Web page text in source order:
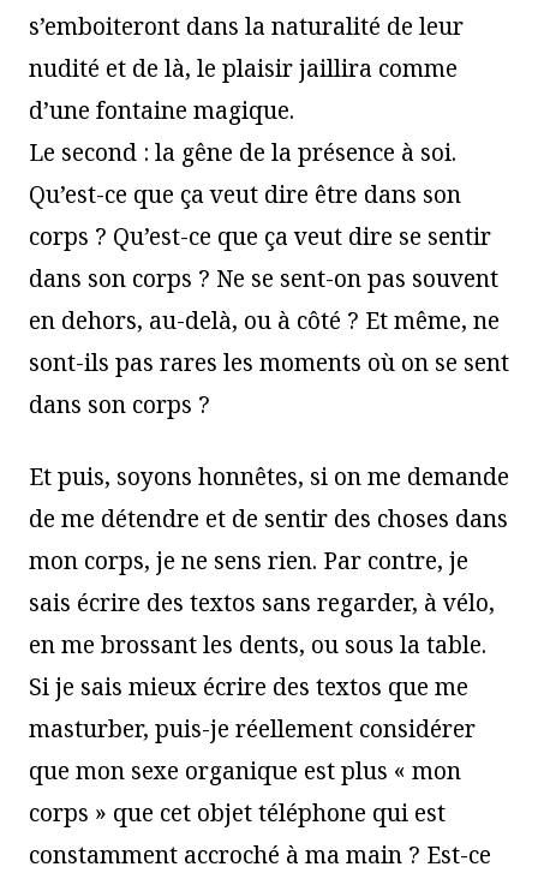
s’emboiteront dans la naturalité de leur
nudité et de là, le plaisir jaillira comme
d’une fontaine magique.
Le second : la gêne de la présence à soi.
Qu’est-ce que ça veut dire être dans son
corps ? Qu’est-ce que ça veut dire se sentir
dans son corps ? Ne se sent-on pas souvent
en dehors, au-delà, ou à côté ? Et même, ne
sont-ils pas rares les moments où on se sent
dans son corps ?
Et puis, soyons honnêtes, si on me demande
de me détendre et de sentir des choses dans
mon corps, je ne sens rien. Par contre, je
sais écrire des textos sans regarder, à vélo,
en me brossant les dents, ou sous la table.
Si je sais mieux écrire des textos que me
masturber, puis-je réellement considérer
que mon sexe organique est plus « mon
corps » que cet objet téléphone qui est
constamment accroché à ma main ? Est-ce